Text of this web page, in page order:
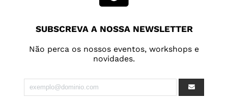
SUBSCREVA A NOSSA NEWSLETTER
Não perca os nossos eventos, workshops e
novidades.